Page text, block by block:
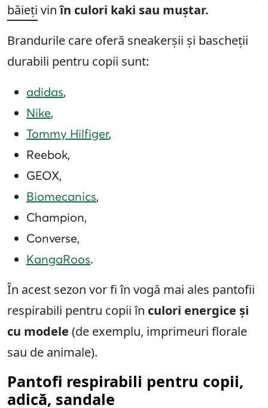
băieți vinîn culori kaki sau muștar.
Brandurile care oferă sneakerșii și bascheții
durabili pentru copii sunt:
adidas,
Nike,
Tommy Hilfiger,
Reebok,
GEOX,
Biomecanics,
Champion,
Converse,
KangaRoos.
În acest sezon vor fi în vogă mai ales pantofii
respirabili pentru copii în culori energice și
cu modele (de exemplu, imprimeuri florale
sau de animale).
Pantofi respirabili pentru copii,
adică, sandale